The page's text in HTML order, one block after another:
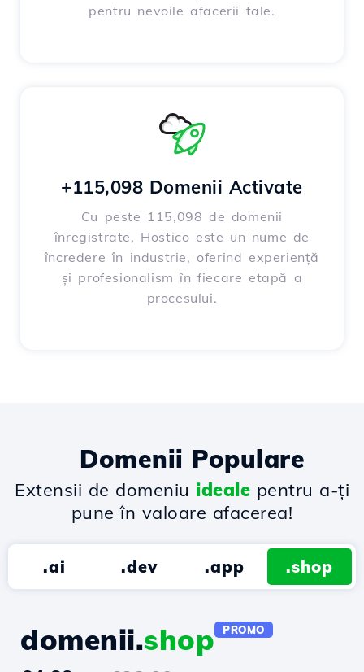
pentru nevoile afacerii tale.
+115,098 Domenii Activate
Cu peste 115,098 de domenii
înregistrate, Hostico este un nume de
încredere în industrie, oferind experiență
și profesionalism în fiecare etapă a
procesului.
Domenii Populare
Extensii de domeniu ideale pentru a-ți
pune în valoare afacerea!
.ai .dev .app .shop
domenii.shop PROMO